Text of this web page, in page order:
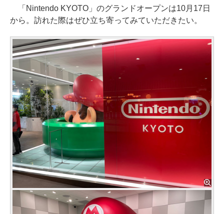
「Nintendo KYOTO」のグランドオープンは10月17日
から。訪れた際はぜひ立ち寄ってみていただきたい。